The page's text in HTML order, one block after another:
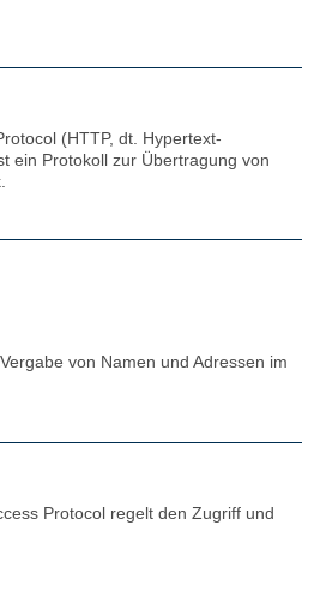
(HTTP, dt. Hypertext-
ein Protokoll zur Übertragung von
von Namen und Adressen im
Protocol regelt den Zugriff und